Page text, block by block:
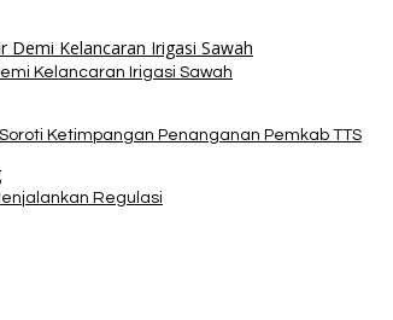
Kelancaran Irigasi Sawah
Ketimpangan Penanganan Pemkab TTS
Regulasi